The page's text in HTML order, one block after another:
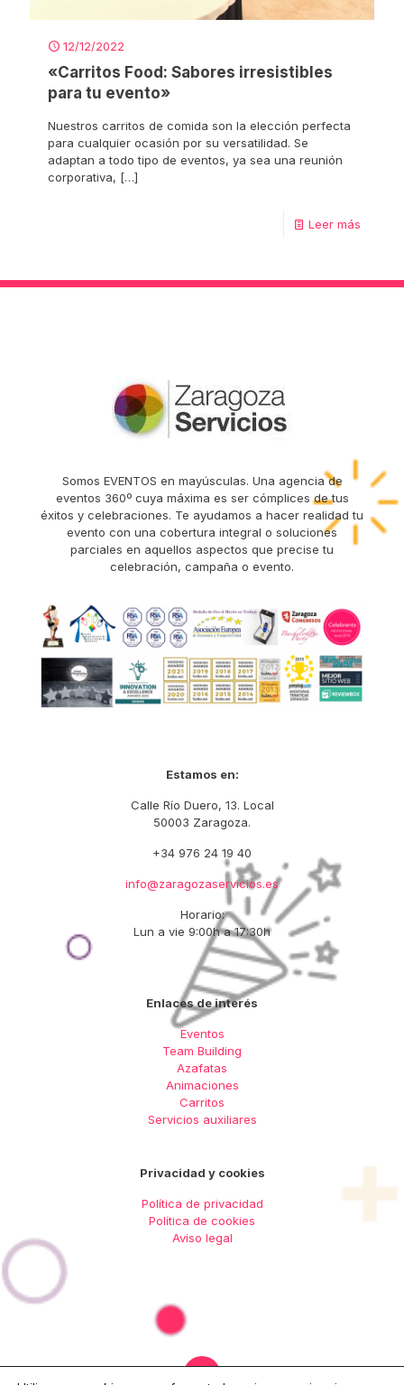
12/12/2022
«Carritos Food: Sabores irresistibles
para tu evento»
Nuestros carritos de comida son la elección perfecta
para cualquier ocasión por su versatilidad. Se
adaptan a todo tipo de eventos, ya sea una reunión
corporativa, […]
Leer más
Somos EVENTOS en mayúsculas. Una agencia de
eventos 360º cuya máxima es ser cómplices de tus
éxitos y celebraciones. Te ayudamos a hacer realidad tu
evento con una cobertura integral o soluciones
parciales en aquellos aspectos que precise tu
celebración, campaña o evento.
Estamos en:
Calle Río Duero, 13. Local
50003 Zaragoza.
+34 976 24 19 40
info@zaragozaservicios.es
Horario:
Lun a vie 9:00h a 17:30h
Enlaces de interés
Eventos
Team Building
Azafatas
Animaciones
Carritos
Servicios auxiliares
Privacidad y cookies
Política de privacidad
Política de cookies
Aviso legal